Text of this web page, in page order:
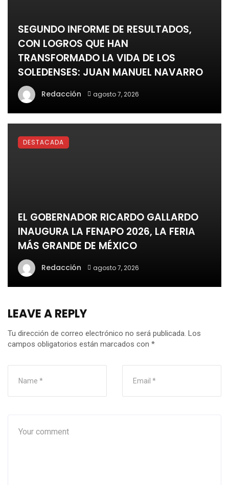
SEGUNDO INFORME DE RESULTADOS,
CON LOGROS QUE HAN
TRANSFORMADO LA VIDA DE LOS
SOLEDENSES: JUAN MANUEL NAVARRO
Redacción agosto 7, 2026
EL GOBERNADOR RICARDO GALLARDO
INAUGURA LA FENAPO 2026, LA FERIA
MÁS GRANDE DE MÉXICO
Redacción agosto 7, 2026
DESTACADA
LEAVE A REPLY
Tu dirección de correo electrónico no será publicada. Los
campos obligatorios están marcados con *